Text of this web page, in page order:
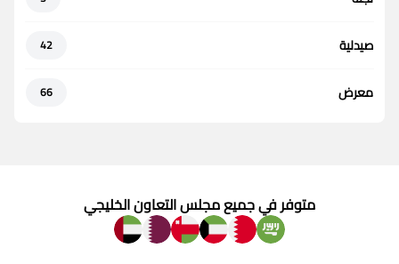
صيدلية 42
معرض 66
متوفر في جميع مجلس التعاون الخليجي